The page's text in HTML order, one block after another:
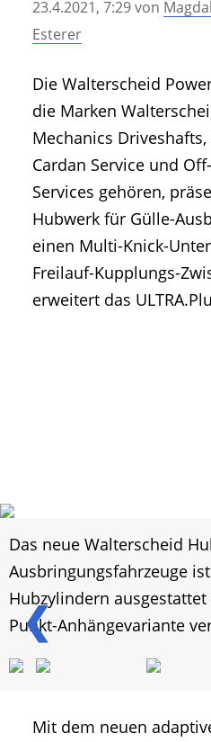
• Geschichte und
• Messen und
• Agritechnica
• Artikel nach
23.4.2021, 7:29von
Esterer
Die Walterscheid
die Marken
Mechanics
Cardan Service und
Services gehören,
Hubwerk für Gülle-
einen Multi-Knick-
Freilauf-Kupplungs-
erweitert das
❮
Das neue Walterscheid
Ausbringungsfahrzeuge
Hubzylindern
Punkt-Anhängevariante
Mit dem neuen